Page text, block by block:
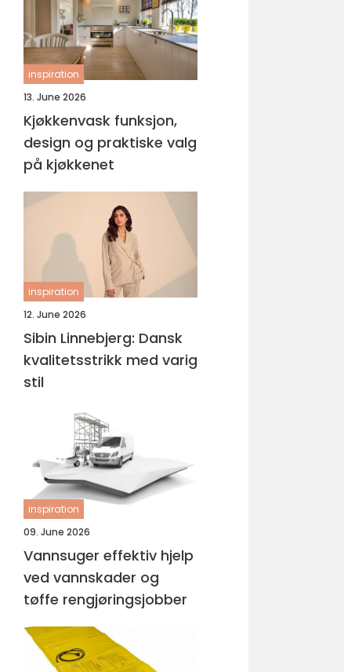
inspiration
13. June 2026
Kjøkkenvask funksjon,
design og praktiske valg
på kjøkkenet
inspiration
12. June 2026
Sibin Linnebjerg: Dansk
kvalitetsstrikk med varig
stil
inspiration
09. June 2026
Vannsuger effektiv hjelp
ved vannskader og
tøffe rengjøringsjobber